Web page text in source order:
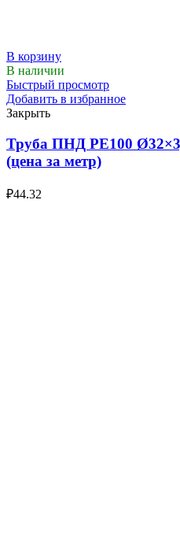
В корзину
В наличии
Быстрый просмотр
Добавить в избранное
Закрыть
Труба ПНД РЕ100
(цена за метр)
₽44.32